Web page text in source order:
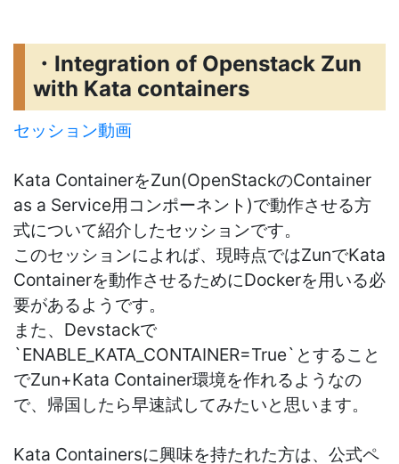
・Integration of Openstack Zun
with Kata containers
セッション動画
Kata ContainerをZun(OpenStackのContainer
as a Service用コンポーネント)で動作させる方
式について紹介したセッションです。
このセッションによれば、現時点ではZunでKata
Containerを動作させるためにDockerを用いる必
要があるようです。
また、Devstackで
`ENABLE_KATA_CONTAINER=True`とすること
でZun+Kata Container環境を作れるようなの
で、帰国したら早速試してみたいと思います。
Kata Containersに興味を持たれた方は、公式ペ